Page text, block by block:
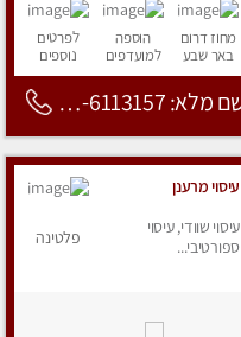
מחוז דרום
באר שבע
הוספה
למועדפים
לפרטים
נוספים
שם מלא: 053-6113157
עיסוי מרענן
עיסוי שוודי, עיסוי
ספורטיבי...
פלטינה